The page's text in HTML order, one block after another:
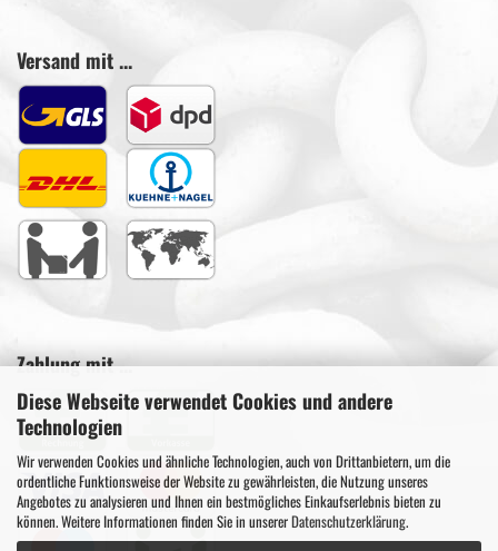
Diese Webseite verwendet Cookies und andere
Technologien
Wir verwenden Cookies und ähnliche Technologien, auch von Drittanbietern, um die
ordentliche Funktionsweise der Website zu gewährleisten, die Nutzung unseres
Angebotes zu analysieren und Ihnen ein bestmögliches Einkaufserlebnis bieten zu
können. Weitere Informationen finden Sie in unsererDatenschutzerklärung.
Versand mit ...
Zahlung mit ...